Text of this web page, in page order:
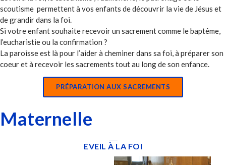
scoutisme permettent à vos enfants de découvrir la vie de Jésus et
de grandir dans la foi.
Si votre enfant souhaite recevoir un sacrement comme le baptême,
l’eucharistie ou la confirmation ?
La paroisse est là pour l’aider à cheminer dans sa foi, à préparer son
coeur et à recevoir les sacrements tout au long de son enfance.
PRÉPARATION AUX SACREMENTS
Maternelle
EVEIL À LA FOI